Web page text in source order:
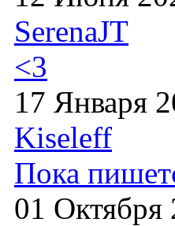
SerenaJT
<3
17 Января
Kiseleff
Пока
01 Октября